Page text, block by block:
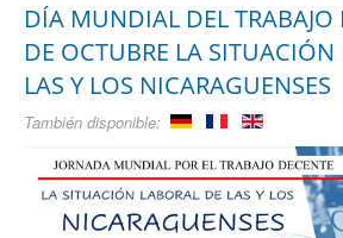
DÍA MUNDIAL DEL TRABAJO
DE OCTUBRE LA SITUACIÓN
LAS Y LOS NICARAGUENSES
También disponible: